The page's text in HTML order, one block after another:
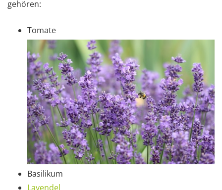
gehören:
Tomate
Basilikum
Lavendel